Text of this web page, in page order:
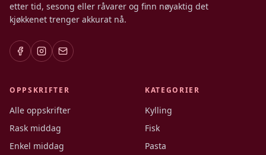
etter tid, sesong eller råvarer og finn nøyaktig det
kjøkkenet trenger akkurat nå.
OPPSKRIFTER
Alle oppskrifter
Rask middag
Enkel middag
KATEGORIER
Kylling
Fisk
Pasta